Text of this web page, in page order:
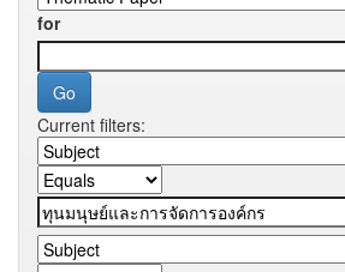
for
Current filters: